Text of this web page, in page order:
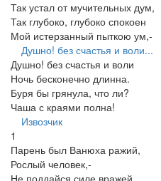
Так устал от мучительных дум,
Так глубоко, глубоко спокоен
Мой истерзанный пыткою ум,-
Душно! без счастья и воли...
Душно! без счастья и воли
Ночь бесконечно длинна.
Буря бы грянула, что ли?
Чаша с краями полна!
Извозчик
1
Парень был Ванюха ражий,
Рослый человек,-